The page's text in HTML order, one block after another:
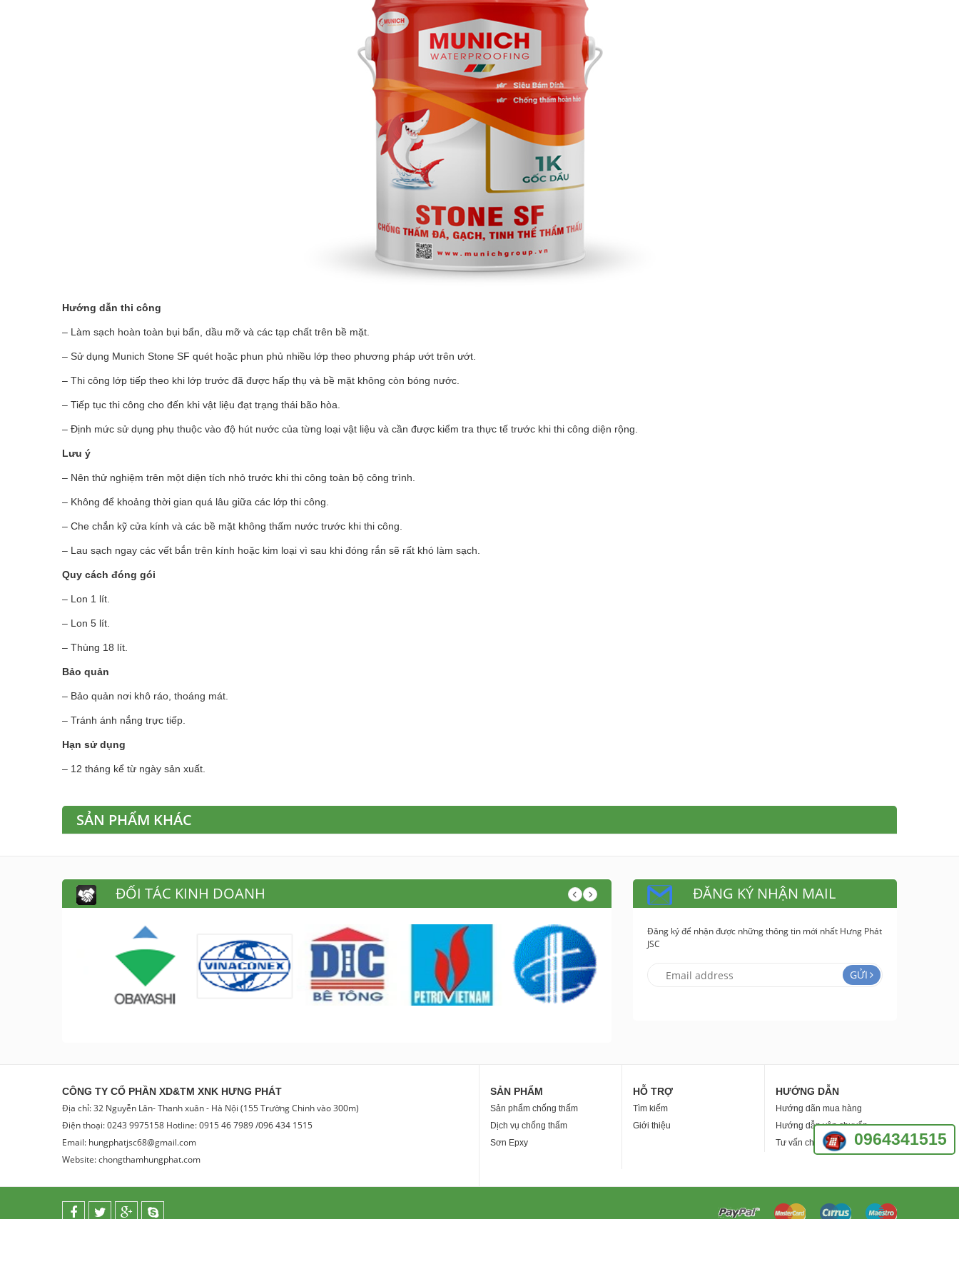
Hướng dẫn thi công
– Làm sạch hoàn toàn bụi bẩn, dầu mỡ và các tạp chất trên bề mặt.
– Sử dụng Munich Stone SF quét hoặc phun phủ nhiều lớp theo phương pháp ướt trên ướt.
– Thi công lớp tiếp theo khi lớp trước đã được hấp thụ và bề mặt không còn bóng nước.
– Tiếp tục thi công cho đến khi vật liệu đạt trạng thái bão hòa.
– Định mức sử dụng phụ thuộc vào độ hút nước của từng loại vật liệu và cần được kiểm tra thực tế trước khi thi công diện rộng.
Lưu ý
– Nên thử nghiệm trên một diện tích nhỏ trước khi thi công toàn bộ công trình.
– Không để khoảng thời gian quá lâu giữa các lớp thi công.
– Che chắn kỹ cửa kính và các bề mặt không thấm nước trước khi thi công.
– Lau sạch ngay các vết bắn trên kính hoặc kim loại vì sau khi đóng rắn sẽ rất khó làm sạch.
Quy cách đóng gói
– Lon 1 lít.
– Lon 5 lít.
– Thùng 18 lít.
Bảo quản
– Bảo quản nơi khô ráo, thoáng mát.
– Tránh ánh nắng trực tiếp.
Hạn sử dụng
– 12 tháng kể từ ngày sản xuất.
SẢN PHẨM KHÁC
0964341515
ĐỐI TÁC KINH DOANH ĐĂNG KÝ NHẬN MAIL
Đăng ký để nhận được những thông tin mới nhất Hưng Phát
JSC
GỬI
CÔNG TY CỔ PHẦN XD&TM XNK HƯNG PHÁT
Địa chỉ: 32 Nguyễn Lân- Thanh xuân - Hà Nội (155 Trường Chinh vào 300m)
Điện thoại: 0243 9975158 Hotline: 0915 46 7989 /096 434 1515
Email: hungphatjsc68@gmail.com
Website: chongthamhungphat.com
SẢN PHẨM
Sản phẩm chống thấm
Dịch vụ chống thấm
Sơn Epxy
HỖ TRỢ
Tìm kiếm
Giới thiệu
HƯỚNG DẪN
Hướng dãn mua hàng
Hướng dẫn vận chuyển
Tư vấn chống thấm